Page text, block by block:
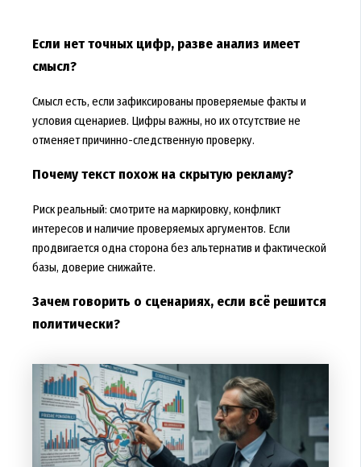
Если нет точных цифр, разве анализ имеет
смысл?
Смысл есть, если зафиксированы проверяемые факты и
условия сценариев. Цифры важны, но их отсутствие не
отменяет причинно-следственную проверку.
Почему текст похож на скрытую рекламу?
Риск реальный: смотрите на маркировку, конфликт
интересов и наличие проверяемых аргументов. Если
продвигается одна сторона без альтернатив и фактической
базы, доверие снижайте.
Зачем говорить о сценариях, если всё решится
политически?